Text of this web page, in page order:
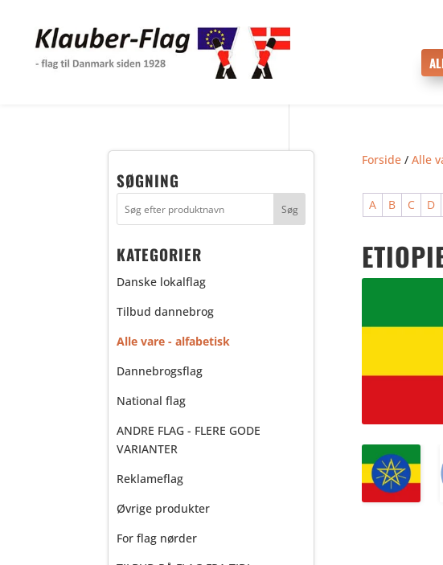
Forside /Alle
A B C D
SØGNING
KATEGORIER
Danske lokalflag
Tilbud dannebrog
Alle vare - alfabetisk
Dannebrogsflag
National flag
ANDRE FLAG - FLERE GODE
VARIANTER
Reklameflag
Øvrige produkter
For flag nørder